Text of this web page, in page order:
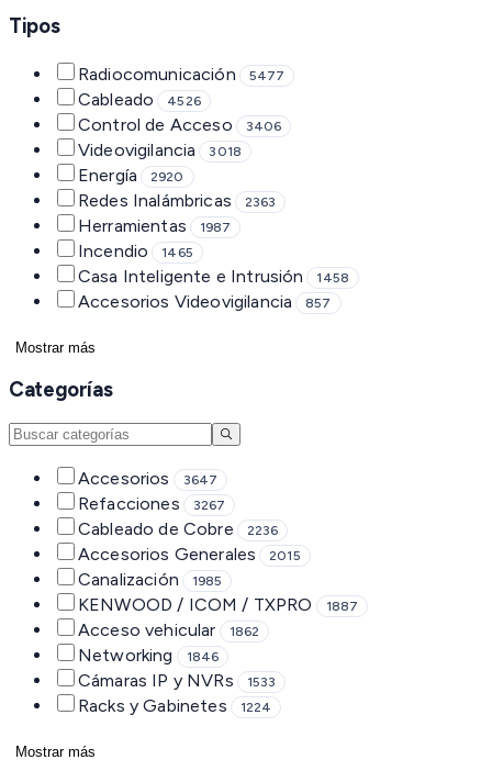
Tipos
Radiocomunicación 5477
Cableado 4526
Control de Acceso 3406
Videovigilancia 3018
Energía 2920
Redes Inalámbricas 2363
Herramientas 1987
Incendio 1465
Casa Inteligente e Intrusión 1458
Accesorios Videovigilancia 857
Mostrar más
Categorías
Accesorios 3647
Refacciones 3267
Cableado de Cobre 2236
Accesorios Generales 2015
Canalización 1985
KENWOOD / ICOM / TXPRO 1887
Acceso vehicular 1862
Networking 1846
Cámaras IP y NVRs 1533
Racks y Gabinetes 1224
Mostrar más